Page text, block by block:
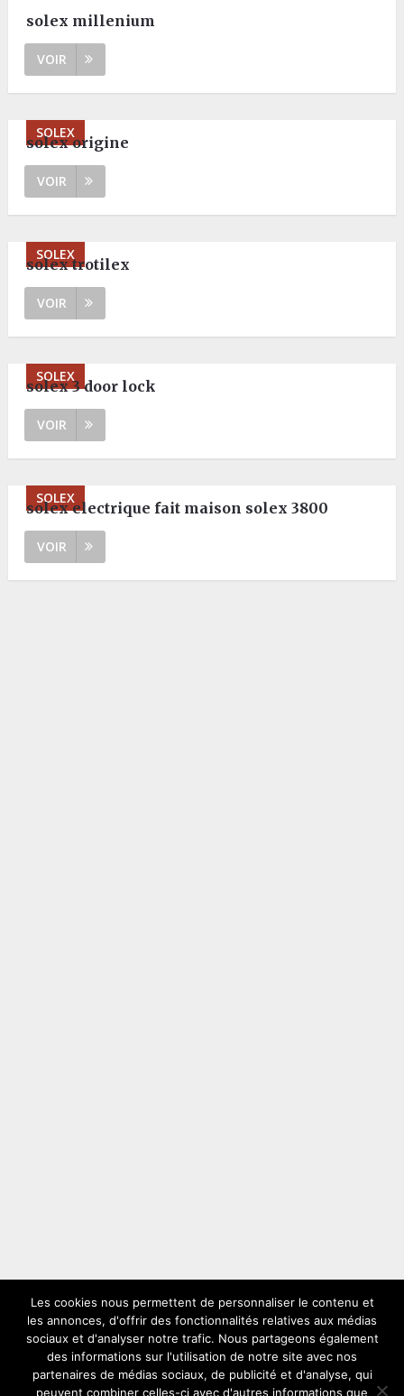
solex millenium
VOIR
SOLEX
solex origine
VOIR
SOLEX
solex trotilex
VOIR
SOLEX
solex 3 door lock
VOIR
SOLEX
solex electrique fait maison solex 3800
VOIR
LES PLUS VUS
Les cookies nous permettent de personnaliser le contenu et
les annonces, d'offrir des fonctionnalités relatives aux médias
sociaux et d'analyser notre trafic. Nous partageons également
des informations sur l'utilisation de notre site avec nos
partenaires de médias sociaux, de publicité et d'analyse, qui
peuvent combiner celles-ci avec d'autres informations que